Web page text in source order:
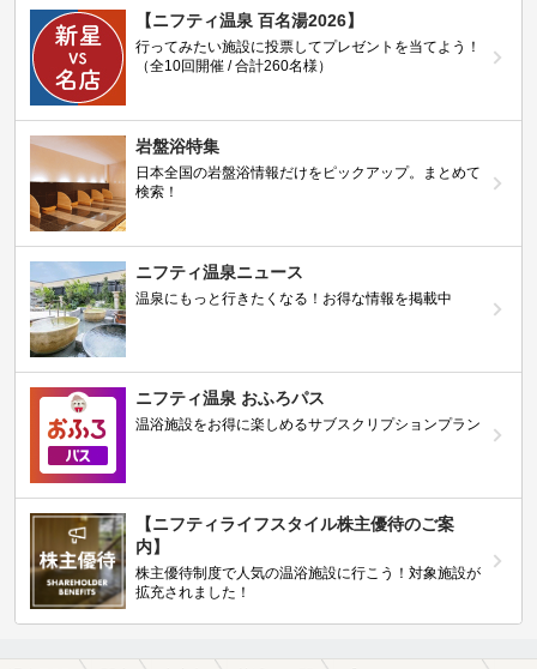
【ニフティ温泉 百名湯2026】
行ってみたい施設に投票してプレゼントを当てよう！
（全10回開催 / 合計260名様）
岩盤浴特集
日本全国の岩盤浴情報だけをピックアップ。まとめて
検索！
ニフティ温泉ニュース
温泉にもっと行きたくなる！お得な情報を掲載中
ニフティ温泉 おふろパス
温浴施設をお得に楽しめるサブスクリプションプラン
【ニフティライフスタイル株主優待のご案
内】
株主優待制度で人気の温浴施設に行こう！対象施設が
拡充されました！